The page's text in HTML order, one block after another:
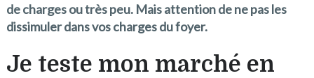
de charges ou très peu. Mais attention de ne pas les
dissimuler dans vos charges du foyer.
Je teste mon marché en